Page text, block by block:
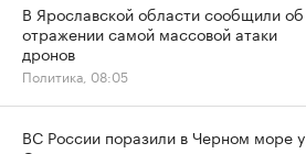
В Ярославской области сообщили об
отражении самой массовой атаки
дронов
Политика, 08:05
ВС России поразили в Черном море у